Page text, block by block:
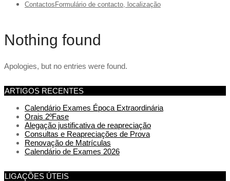
Contactos Formulário de contacto, localização
Nothing found
Apologies, but no entries were found.
ARTIGOS RECENTES
Calendário Exames Época Extraordinária
Orais 2ºFase
Alegação justificativa de reapreciação
Consultas e Reapreciações de Prova
Renovação de Matrículas
Calendário de Exames 2026
LIGAÇÕES ÚTEIS